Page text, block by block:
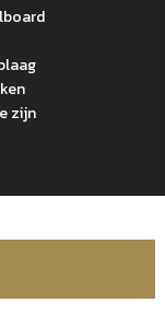
zijn